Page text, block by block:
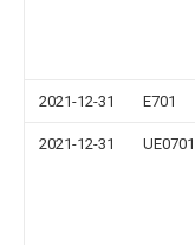
2021-12-31 E701
2021-12-31 UE0701